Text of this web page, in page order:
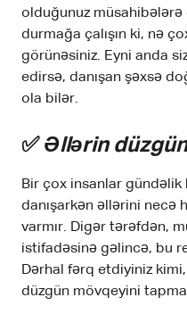
olduğunuz
durmağa çalışın ki, nə
görünəsiniz. Eyni anda
edirsə, danışan şəxsə
ola bilər.
✅ Əllərin
Bir çox insanlar
danışarkən əllərini necə
varmır. Digər tərəfdən,
istifadəsinə gəlincə, bu
Dərhal fərq etdiyiniz
düzgün mövqeyini